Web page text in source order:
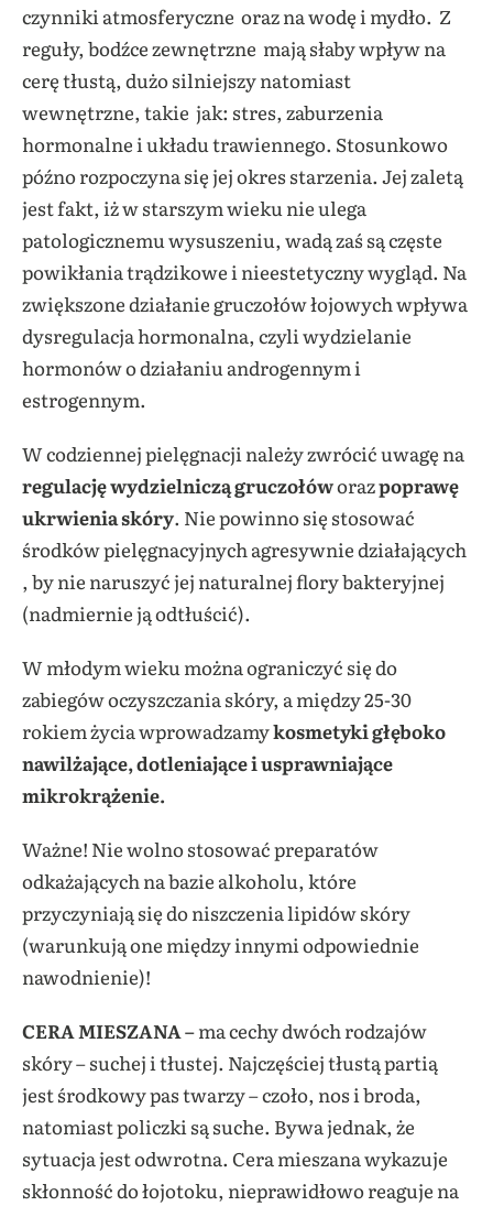
czynniki atmosferyczne oraz na wodę i mydło. Z
reguły, bodźce zewnętrzne mają słaby wpływ na
cerę tłustą, dużo silniejszy natomiast
wewnętrzne, takie jak: stres, zaburzenia
hormonalne i układu trawiennego. Stosunkowo
późno rozpoczyna się jej okres starzenia. Jej zaletą
jest fakt, iż w starszym wieku nie ulega
patologicznemu wysuszeniu, wadą zaś są częste
powikłania trądzikowe i nieestetyczny wygląd. Na
zwiększone działanie gruczołów łojowych wpływa
dysregulacja hormonalna, czyli wydzielanie
hormonów o działaniu androgennym i
estrogennym.
W codziennej pielęgnacji należy zwrócić uwagę na
regulację wydzielniczą gruczołóworazpoprawę
ukrwienia skóry. Nie powinno się stosować
środków pielęgnacyjnych agresywnie działających
, by nie naruszyć jej naturalnej flory bakteryjnej
(nadmiernie ją odtłuścić).
W młodym wieku można ograniczyć się do
zabiegów oczyszczania skóry, a między 25-30
rokiem życia wprowadzamykosmetyki głęboko
nawilżające, dotleniające i usprawniające
mikrokrążenie.
Ważne! Nie wolno stosować preparatów
odkażających na bazie alkoholu, które
przyczyniają się do niszczenia lipidów skóry
(warunkują one między innymi odpowiednie
nawodnienie)!
CERA MIESZANA –ma cechy dwóch rodzajów
skóry – suchej i tłustej. Najczęściej tłustą partią
jest środkowy pas twarzy – czoło, nos i broda,
natomiast policzki są suche. Bywa jednak, że
sytuacja jest odwrotna. Cera mieszana wykazuje
skłonność do łojotoku, nieprawidłowo reaguje na